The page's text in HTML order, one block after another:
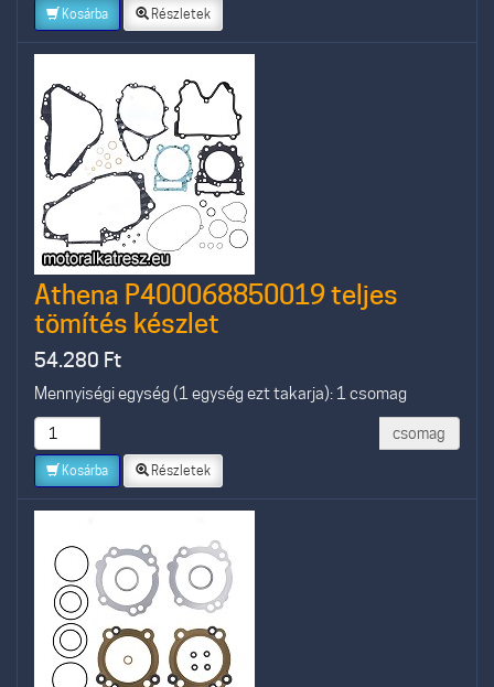
Kosárba Részletek
Athena P400068850019 teljes
tömítés készlet
54.280 Ft
Mennyiségi egység (1 egység ezt takarja): 1 csomag
csomag
Kosárba Részletek